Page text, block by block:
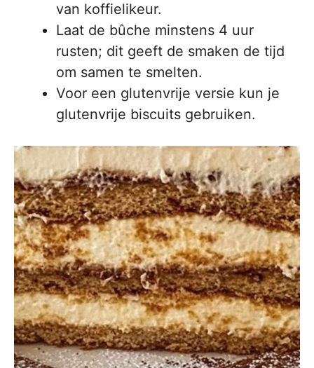
van koffielikeur.
Laat de bûche minstens 4 uur
rusten; dit geeft de smaken de tijd
om samen te smelten.
Voor een glutenvrije versie kun je
glutenvrije biscuits gebruiken.